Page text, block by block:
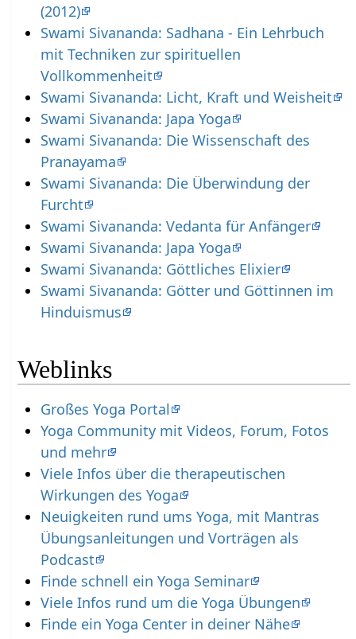
(2012)
Swami Sivananda: Sadhana - Ein Lehrbuch
mit Techniken zur spirituellen
Vollkommenheit
Swami Sivananda: Licht, Kraft und Weisheit
Swami Sivananda: Japa Yoga
Swami Sivananda: Die Wissenschaft des
Pranayama
Swami Sivananda: Die Überwindung der
Furcht
Swami Sivananda: Vedanta für Anfänger
Swami Sivananda: Japa Yoga
Swami Sivananda: Göttliches Elixier
Swami Sivananda: Götter und Göttinnen im
Hinduismus
Weblinks
Großes Yoga Portal
Yoga Community mit Videos, Forum, Fotos
und mehr
Viele Infos über die therapeutischen
Wirkungen des Yoga
Neuigkeiten rund ums Yoga, mit Mantras
Übungsanleitungen und Vorträgen als
Podcast
Finde schnell ein Yoga Seminar
Viele Infos rund um die Yoga Übungen
Finde ein Yoga Center in deiner Nähe